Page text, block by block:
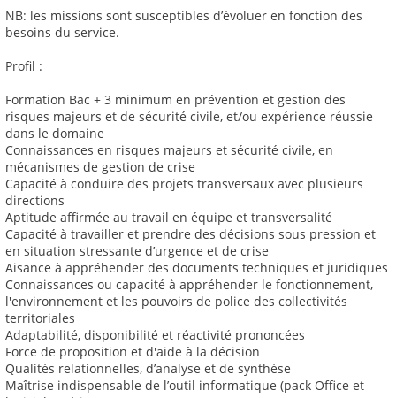
NB: les missions sont susceptibles d’évoluer en fonction des
besoins du service.
Profil :
Formation Bac + 3 minimum en prévention et gestion des
risques majeurs et de sécurité civile, et/ou expérience réussie
dans le domaine
Connaissances en risques majeurs et sécurité civile, en
mécanismes de gestion de crise
Capacité à conduire des projets transversaux avec plusieurs
directions
Aptitude affirmée au travail en équipe et transversalité
Capacité à travailler et prendre des décisions sous pression et
en situation stressante d’urgence et de crise
Aisance à appréhender des documents techniques et juridiques
Connaissances ou capacité à appréhender le fonctionnement,
l'environnement et les pouvoirs de police des collectivités
territoriales
Adaptabilité, disponibilité et réactivité prononcées
Force de proposition et d'aide à la décision
Qualités relationnelles, d’analyse et de synthèse
Maîtrise indispensable de l’outil informatique (pack Office et